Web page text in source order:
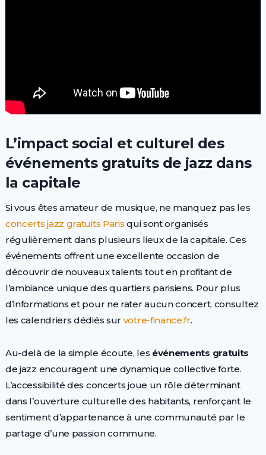
L’impact social et culturel des
événements gratuits de jazz dans
la capitale
Si vous êtes amateur de musique, ne manquez pas les
concerts jazz gratuits Paris qui sont organisés
régulièrement dans plusieurs lieux de la capitale. Ces
événements offrent une excellente occasion de
découvrir de nouveaux talents tout en profitant de
l’ambiance unique des quartiers parisiens. Pour plus
d’informations et pour ne rater aucun concert, consultez
les calendriers dédiés sur votre-finance.fr.
Au-delà de la simple écoute, les événements gratuits
de jazz encouragent une dynamique collective forte.
L’accessibilité des concerts joue un rôle déterminant
dans l’ouverture culturelle des habitants, renforçant le
sentiment d’appartenance à une communauté par le
partage d’une passion commune.